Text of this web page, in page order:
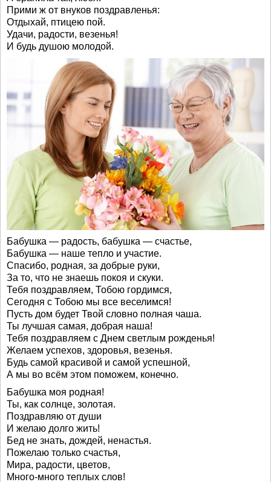
Прими ж от внуков поздравленья:
Отдыхай, птицею пой.
Удачи, радости, везенья!
И будь душою молодой.
Бабушка — радость, бабушка — счастье,
Бабушка — наше тепло и участие.
Спасибо, родная, за добрые руки,
За то, что не знаешь покоя и скуки.
Тебя поздравляем, Тобою гордимся,
Сегодня с Тобою мы все веселимся!
Пусть дом будет Твой словно полная чаша.
Ты лучшая самая, добрая наша!
Тебя поздравляем с Днем светлым рожденья!
Желаем успехов, здоровья, везенья.
Будь самой красивой и самой успешной,
А мы во всём этом поможем, конечно.
Бабушка моя родная!
Ты, как солнце, золотая.
Поздравляю от души
И желаю долго жить!
Бед не знать, дождей, ненастья.
Пожелаю только счастья,
Мира, радости, цветов,
Много-много теплых слов!